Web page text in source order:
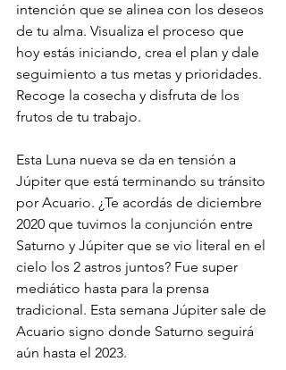
intención que se alinea con los deseos
de tu alma. Visualiza el proceso que
hoy estás iniciando, crea el plan y dale
seguimiento a tus metas y prioridades.
Recoge la cosecha y disfruta de los
frutos de tu trabajo.
Esta Luna nueva se da en tensión a
Júpiter que está terminando su tránsito
por Acuario. ¿Te acordás de diciembre
2020 que tuvimos la conjunción entre
Saturno y Júpiter que se vio literal en el
cielo los 2 astros juntos? Fue super
mediático hasta para la prensa
tradicional. Esta semana Júpiter sale de
Acuario signo donde Saturno seguirá
aún hasta el 2023.